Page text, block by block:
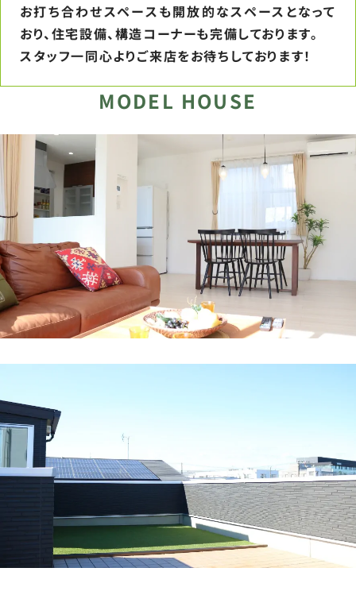
お打ち合わせスペースも開放的なスペースとなって
おり、住宅設備、構造コーナーも完備しております。
スタッフ一同心よりご来店をお待ちしております！
MODEL HOUSE​